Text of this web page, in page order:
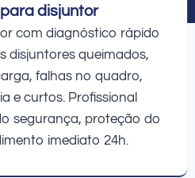
disjuntor
com diagnóstico rápido
disjuntores queimados,
falhas no quadro,
e curtos. Profissional
segurança, proteção do
imediato 24h.